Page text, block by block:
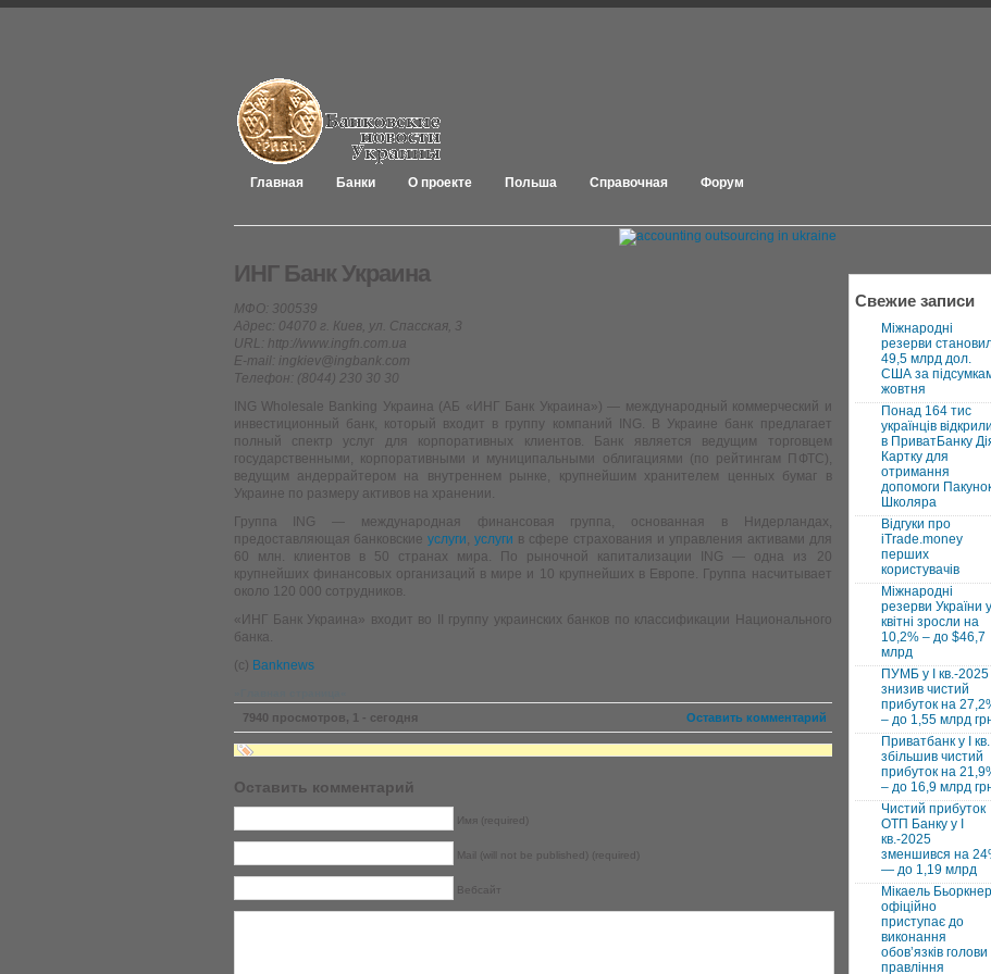
Главная Банки О проекте Польша Справочная Форум
ИНГ Банк Украина
МФО: 300539
Адрес: 04070 г. Киев, ул. Спасская, 3
URL: http://www.ingfn.com.ua
E-mail: ingkiev@ingbank.com
Телефон: (8044) 230 30 30
ING Wholesale Banking Украина (АБ «ИНГ Банк Украина») — международный коммерческий и
инвестиционный банк, который входит в группу компаний ING. В Украине банк предлагает
полный спектр услуг для корпоративных клиентов. Банк является ведущим торговцем
государственными, корпоративными и муниципальными облигациями (по рейтингам ПФТС),
ведущим андеррайтером на внутреннем рынке, крупнейшим хранителем ценных бумаг в
Украине по размеру активов на хранении.
Группа ING — международная финансовая группа, основанная в Нидерландах,
предоставляющая банковскиеуслуги,услуги в сфере страхования и управления активами для
60 млн. клиентов в 50 странах мира. По рыночной капитализации ING — одна из 20
крупнейших финансовых организаций в мире и 10 крупнейших в Европе. Группа насчитывает
около 120 000 сотрудников.
«ИНГ Банк Украина» входит во II группу украинских банков по классификации Национального
банка.
(с) Banknews
Оставить комментарий
7940 просмотров, 1 - сегодня
Оставить комментарий
Имя (required)
Mail (will not be published) (required)
Вебсайт
Свежие записи
Міжнародні
резерви
49,5 млрд дол.
США за
жовтня
Понад 164 тис
українців відкрили
в ПриватБанку
Картку для
отримання
допомоги
Школяра
Відгуки про
iTrade.money
перших
користувачів
Міжнародні
резерви України у
квітні зросли на
10,2% – до $46,7
млрд
ПУМБ у I кв.-2025
знизив чистий
прибуток на
– до 1,55 млрд
Приватбанк у І кв.
збільшив чистий
прибуток на
– до 16,9 млрд
Чистий прибуток
ОТП Банку у І
кв.-2025
зменшився на
— до 1,19 млрд
Мікаель
офіційно
приступає до
виконання
обовʼязків голови
правління